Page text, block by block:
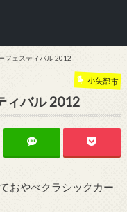
フェスティバル 2012
小矢部市
ィバル 2012
おやべクラシックカー